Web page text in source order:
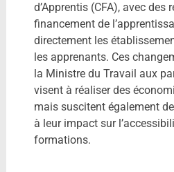
d’Apprentis (CFA), avec des
financement de
directement les
les apprenants. Ces
la Ministre du Travail aux
visent à réaliser des
mais suscitent également
à leur impact sur
formations.​